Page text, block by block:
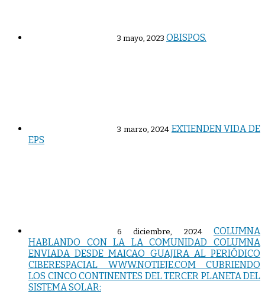
3 mayo, 2023 OBISPOS.
3 marzo, 2024 EXTIENDEN VIDA DE
EPS
6 diciembre, 2024
COLUMNA
HABLANDO CON LA LA COMUNIDAD COLUMNA
ENVIADA DESDE MAICAO GUAJIRA AL PERIÓDICO
CIBERESPACIAL WWW.NOTIEJE.COM CUBRIENDO
LOS CINCO CONTINENTES DEL TERCER PLANETA DEL
SISTEMA SOLAR: